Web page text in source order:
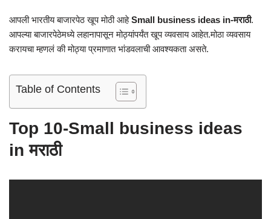
आपली भारतीय बाजारपेठ खूप मोठी आहेSmall business ideas in-मराठी.
आपल्या बाजारपेठेमध्ये लहानापासून मोठ्यांपर्यंत खूप व्यवसाय आहेत.मोठा व्यवसाय
करायचा म्हणलं की मोठ्या प्रमाणात भांडवलाची आवश्यकता असते.
Table of Contents
Top 10-Small business ideas
in मराठी